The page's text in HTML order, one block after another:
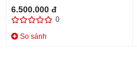
6.500.000 đ
0
So sánh